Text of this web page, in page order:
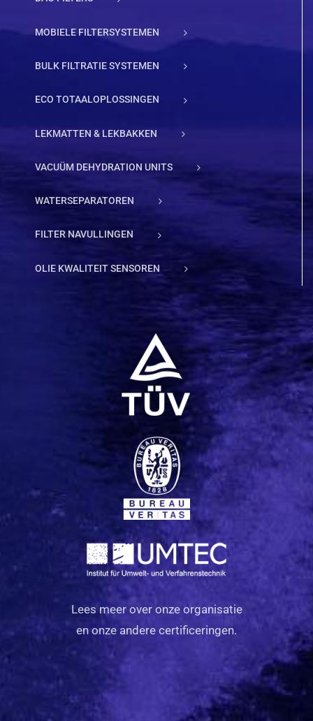
MOBIELE FILTERSYSTEMEN
BULK FILTRATIE SYSTEMEN
ECO TOTAALOPLOSSINGEN
LEKMATTEN & LEKBAKKEN
VACUÜM DEHYDRATION UNITS
WATERSEPARATOREN
FILTER NAVULLINGEN
OLIE KWALITEIT SENSOREN
Lees meer over onze organisatie
en onze andere certificeringen.